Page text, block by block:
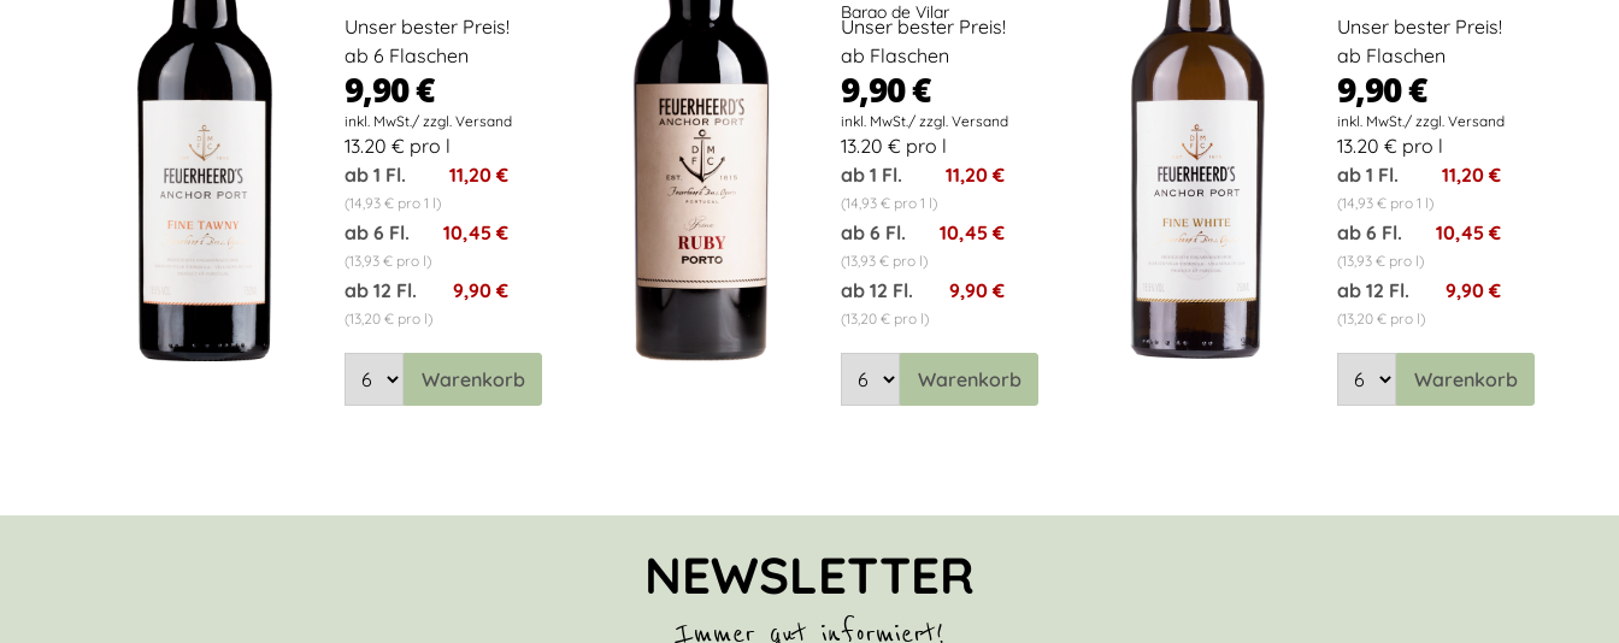
Unser bester Preis!
ab 6 Flaschen
9,90 €
13.20 € pro l
ab 1 Fl.
11,20 €
(14,93 € pro 1 l)
ab 6 Fl. 10,45 €
(13,93 € pro l)
ab 12 Fl. 9,90 €
(13,20 € pro l)
Warenkorb
Barao de Vilar
Unser bester Preis!
ab Flaschen
9,90 €
13.20 € pro l
ab 1 Fl.
11,20 €
(14,93 € pro 1 l)
ab 6 Fl. 10,45 €
(13,93 € pro l)
ab 12 Fl. 9,90 €
(13,20 € pro l)
Warenkorb
Unser bester Preis!
ab Flaschen
9,90 €
13.20 € pro l
ab 1 Fl.
11,20 €
(14,93 € pro 1 l)
ab 6 Fl. 10,45 €
(13,93 € pro l)
ab 12 Fl. 9,90 €
(13,20 € pro l)
Warenkorb
NEWSLETTER
Immer gut informiert!